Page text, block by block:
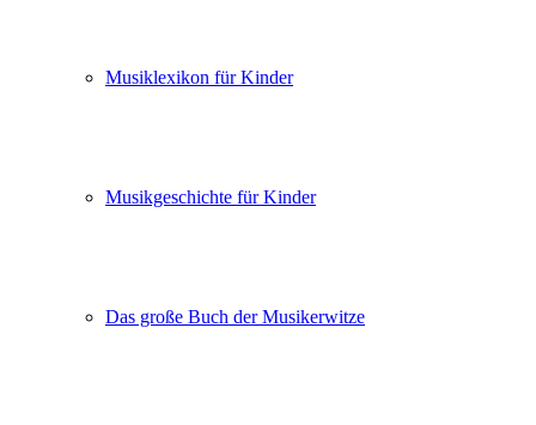
Musiklexikon für Kinder
Musikgeschichte für Kinder
Das große Buch der Musikerwitze